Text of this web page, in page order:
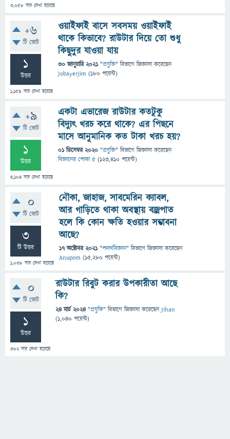
3,058 বার দেখা হয়েছে
+6
টি ভোট
1
উত্তর
1,159 বার দেখা হয়েছে
ওয়াইফাই বাসে সবসময় ওয়াইফাই
থাকে কিভাবে? রাউটার দিয়ে তো শুধু
কিছুদুর যাওয়া যায়
30 জানুয়ারি 2021 "প্রযুক্তি" বিভাগে জিজ্ঞাসাকরেছেন
Jobayerjim (180 পয়েন্ট)
+9
টি ভোট
1
উত্তর
4,104 বার দেখা হয়েছে
একটা এভারেজ রাউটার কতটুকু
বিদ্যুৎ খরচ করে থাকে? এর পিছনে
মাসে আনুমানিক কত টাকা খরচ হয়?
01 ডিসেম্বর 2020 "প্রযুক্তি" বিভাগে জিজ্ঞাসাকরেছেন
বিজ্ঞানের পোকা ৫ (123,410 পয়েন্ট)
0
টি ভোট
3
টি উত্তর
1,038 বার দেখা হয়েছে
নৌকা, জাহাজ, সাবমেরিন ক্যাবল,
আর গাড়িতে থাকা অবস্থায় বজ্রপাত
হলে কি কোন ক্ষতি হওয়ার সম্ভাবনা
আছে?
17 অক্টোবর 2021 "পদার্থবিজ্ঞান" বিভাগে জিজ্ঞাসাকরেছেন
Anupom (15,280 পয়েন্ট)
0
টি ভোট
1
উত্তর
382বার দেখা হয়েছে
রাউটার রিবুট করার উপকারীতা আছে
কি?
24 মার্চ 2024 "প্রযুক্তি" বিভাগে জিজ্ঞাসাকরেছেনJihan
(1,040 পয়েন্ট)